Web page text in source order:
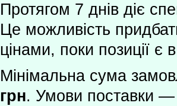
Протягом 7 днів діє
Це можливість
цінами, поки позиції є
Мінімальна сума
грн. Умови поставки